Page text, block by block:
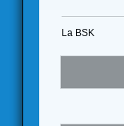
La BSK